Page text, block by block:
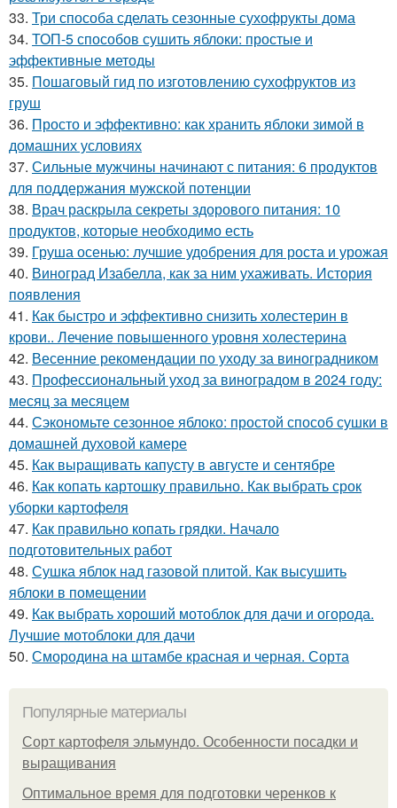
33. Три способа сделать сезонные сухофрукты дома
34. ТОП-5 способов сушить яблоки: простые и
эффективные методы
35. Пошаговый гид по изготовлению сухофруктов из
груш
36. Просто и эффективно: как хранить яблоки зимой в
домашних условиях
37. Сильные мужчины начинают с питания: 6 продуктов
для поддержания мужской потенции
38. Врач раскрыла секреты здорового питания: 10
продуктов, которые необходимо есть
39. Груша осенью: лучшие удобрения для роста и урожая
40. Виноград Изабелла, как за ним ухаживать. История
появления
41. Как быстро и эффективно снизить холестерин в
крови.. Лечение повышенного уровня холестерина
42. Весенние рекомендации по уходу за виноградником
43. Профессиональный уход за виноградом в 2024 году:
месяц за месяцем
44. Сэкономьте сезонное яблоко: простой способ сушки в
домашней духовой камере
45. Как выращивать капусту в августе и сентябре
46. Как копать картошку правильно. Как выбрать срок
уборки картофеля
47. Как правильно копать грядки. Начало
подготовительных работ
48. Сушка яблок над газовой плитой. Как высушить
яблоки в помещении
49. Как выбрать хороший мотоблок для дачи и огорода.
Лучшие мотоблоки для дачи
50. Смородина на штамбе красная и черная. Сорта
Популярные материалы
Сорт картофеля эльмундо. Особенности посадки и
выращивания
Оптимальное время для подготовки черенков к